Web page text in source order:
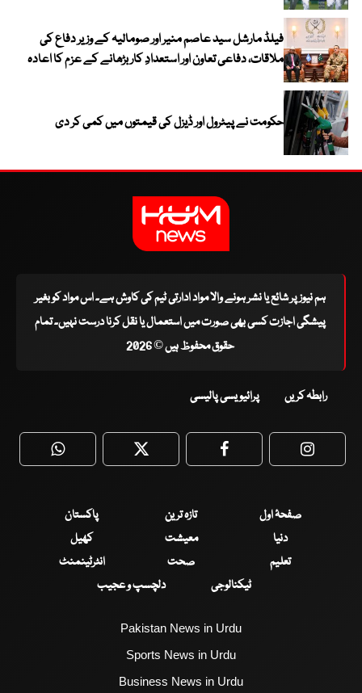
فیلڈ مارشل سید عاصم منیر اور صومالیہ کے وزیر دفاع کی
ملاقات، دفاعی تعاون اور استعدادِ کار بڑھانے کے عزم کا اعادہ
حکومت نے پیٹرول اور ڈیزل کی قیمتوں میں کمی کر دی
ہم نیوز پر شائع یا نشر ہونے والا مواد ادارتی ٹیم کی کاوش ہے۔ اس مواد کو بغیر
پیشگی اجازت کسی بھی صورت میں استعمال یا نقل کرنا درست نہیں۔ تمام
حقوق محفوظ ہیں © 2026
رابطہ کریں پرائیویسی پالیسی
WhatsApp Twitter Facebook
صفحۂ اول تازہ ترین
پاکستان
دنیا
معیشت
کھیل
تعلیم
صحت
انٹرٹینمنٹ
ٹیکنالوجی
دلچسپ و عجیب
Pakistan News in Urdu
Sports News in Urdu
Business News in Urdu